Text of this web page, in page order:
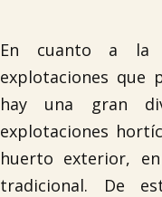

En cuanto a la
explotaciones que
hay una gran
explotaciones
huerto exterior,
tradicional. De